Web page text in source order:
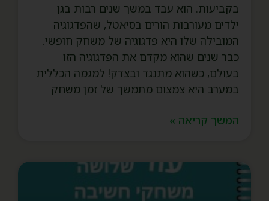
בקביעות. הוא עבד במשך שנים רבות בגן
ילדים מעורבות הורים בסיאטל, שהפדגוגיה
המובילה שלו היא פדגוגיה של משחק חופשי.
כבר שנים שהוא מקדם את הפדגוגיה הזו
בעולם, כשהוא מתנגד ובצדק! למגמה הכללית
במערב היא צמצום מתמשך של זמן משחק
המשך קריאה »